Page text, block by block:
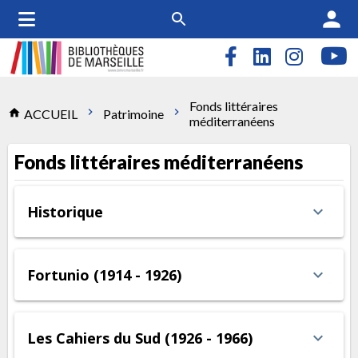
person
home Accueil
ACCUEIL chevron_right Patrimoine chevron_right
Fonds littéraires
méditerranéens
Fonds littéraires méditerranéens
Historique expand_more
Fortunio (1914 - 1926) expand_more
Les Cahiers du Sud (1926 - 1966) expand_more